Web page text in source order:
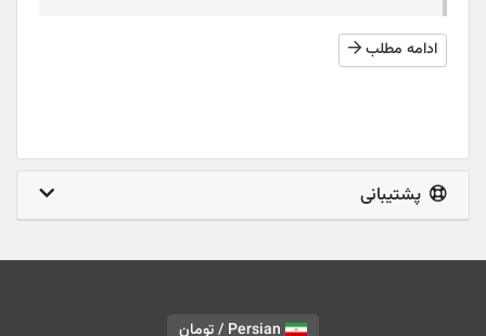
ادامه مطلب
پشتیبانی